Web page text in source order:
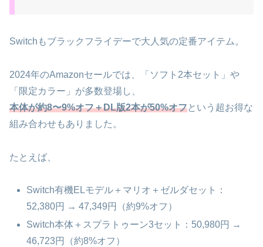
Switchもブラックフライデーで大人気の定番アイテム。
2024年のAmazonセールでは、「ソフト2本セット」や
「限定カラー」が多数登場し、
本体が約8〜9%オフ＋DL版2本が50%オフという超お得な
組み合わせもありました。
たとえば、
Switch有機ELモデル＋マリオ＋ゼルダセット：
52,380円 → 47,349円（約9%オフ）
Switch本体＋スプラトゥーン3セット：50,980円 →
46,723円（約8%オフ）